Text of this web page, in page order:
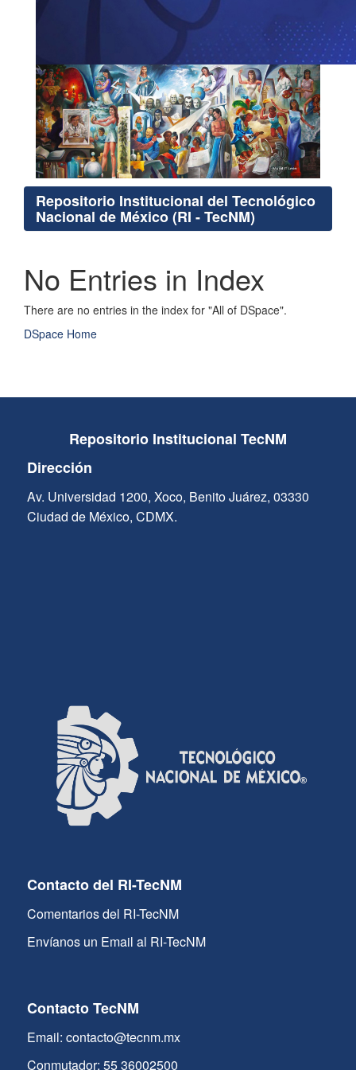
Repositorio Institucional del Tecnológico
Nacional de México (RI - TecNM)
No Entries in Index
There are no entries in the index for "All of DSpace".
DSpace Home
Repositorio Institucional TecNM
Dirección
Av. Universidad 1200, Xoco, Benito Juárez, 03330
Ciudad de México, CDMX.
Contacto del RI-TecNM
Comentarios del RI-TecNM
Envíanos un Email al RI-TecNM
Contacto TecNM
Email: contacto@tecnm.mx
Conmutador: 55 36002500